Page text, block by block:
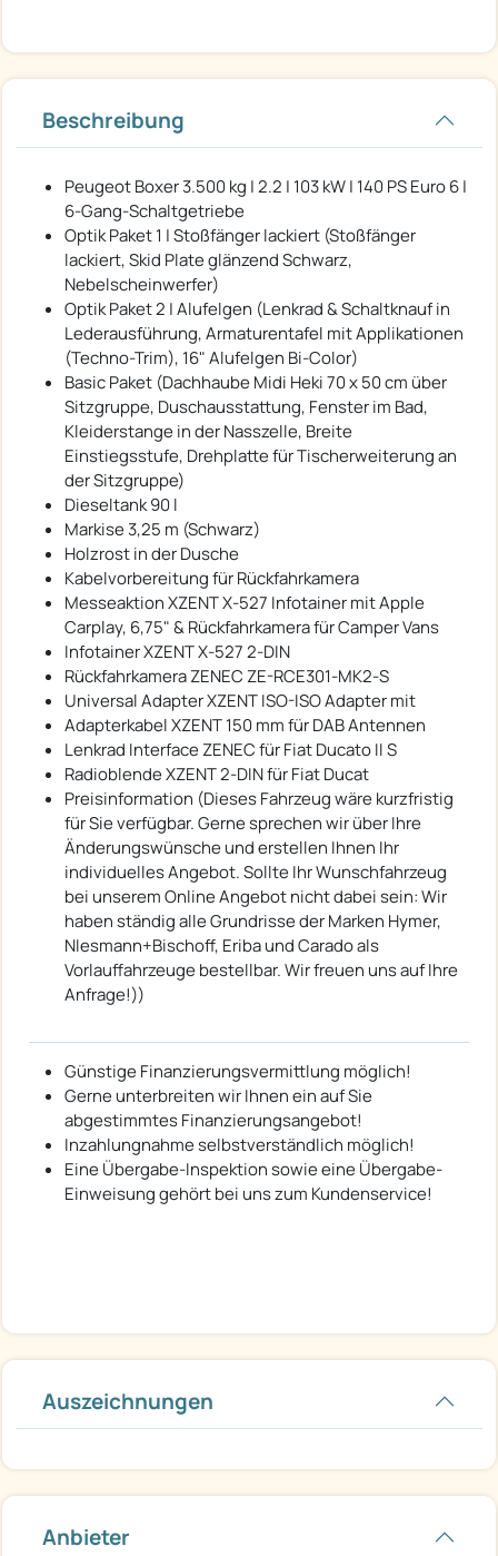
Beschreibung
Peugeot Boxer 3.500 kg | 2.2 | 103 kW | 140 PS Euro 6 |
6-Gang-Schaltgetriebe
Optik Paket 1 | Stoßfänger lackiert (Stoßfänger
lackiert, Skid Plate glänzend Schwarz,
Nebelscheinwerfer)
Optik Paket 2 | Alufelgen (Lenkrad & Schaltknauf in
Lederausführung, Armaturentafel mit Applikationen
(Techno-Trim), 16" Alufelgen Bi-Color)
Basic Paket (Dachhaube Midi Heki 70 x 50 cm über
Sitzgruppe, Duschausstattung, Fenster im Bad,
Kleiderstange in der Nasszelle, Breite
Einstiegsstufe, Drehplatte für Tischerweiterung an
der Sitzgruppe)
Dieseltank 90 l
Markise 3,25 m (Schwarz)
Holzrost in der Dusche
Kabelvorbereitung für Rückfahrkamera
Messeaktion XZENT X-527 Infotainer mit Apple
Carplay, 6,75" & Rückfahrkamera für Camper Vans
Infotainer XZENT X-527 2-DIN
Rückfahrkamera ZENEC ZE-RCE301-MK2-S
Universal Adapter XZENT ISO-ISO Adapter mit
Adapterkabel XZENT 150 mm für DAB Antennen
Lenkrad Interface ZENEC für Fiat Ducato II S
Radioblende XZENT 2-DIN für Fiat Ducat
Preisinformation (Dieses Fahrzeug wäre kurzfristig
für Sie verfügbar. Gerne sprechen wir über Ihre
Änderungswünsche und erstellen Ihnen Ihr
individuelles Angebot. Sollte Ihr Wunschfahrzeug
bei unserem Online Angebot nicht dabei sein: Wir
haben ständig alle Grundrisse der Marken Hymer,
NIesmann+Bischoff, Eriba und Carado als
Vorlauffahrzeuge bestellbar. Wir freuen uns auf Ihre
Anfrage!))
Günstige Finanzierungsvermittlung möglich!
Gerne unterbreiten wir Ihnen ein auf Sie
abgestimmtes Finanzierungsangebot!
Inzahlungnahme selbstverständlich möglich!
Eine Übergabe-Inspektion sowie eine Übergabe-
Einweisung gehört bei uns zum Kundenservice!
Auszeichnungen
Anbieter